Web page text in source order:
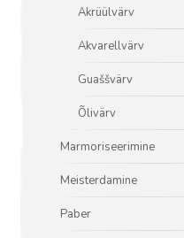
Akrüülvärv
Akvarellvärv
Guaššvärv
Õlivärv
Marmoriseerimine
Meisterdamine
Paber